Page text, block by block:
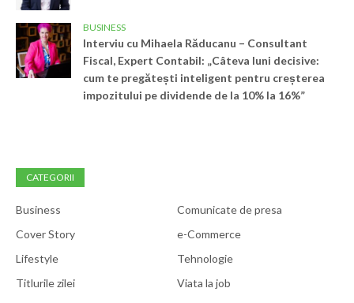
BUSINESS
Interviu cu Mihaela Răducanu – Consultant
Fiscal, Expert Contabil: „Câteva luni decisive:
cum te pregătești inteligent pentru creșterea
impozitului pe dividende de la 10% la 16%”
CATEGORII
Business
Comunicate de presa
Cover Story
e-Commerce
Lifestyle
Tehnologie
Titlurile zilei
Viata la job